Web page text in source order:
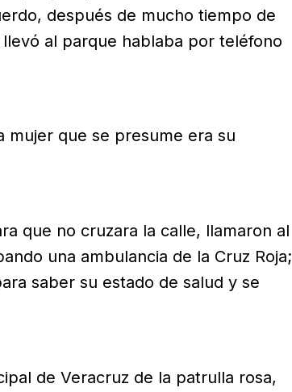
después de mucho tiempo de
al parque hablaba por teléfono
mujer que se presume era su
que no cruzara la calle, llamaron al
una ambulancia de la Cruz Roja;
saber su estado de salud y se
de Veracruz de la patrulla rosa,